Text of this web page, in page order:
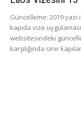
Güncelleme: 2019
kapıda vize
websitesindeki
karşılığında sınır